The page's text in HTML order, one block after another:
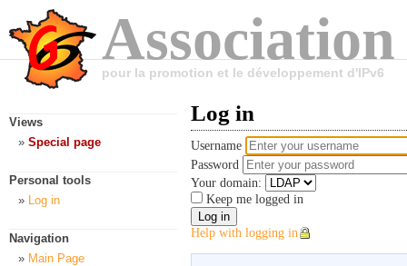
pour la promotion et le développement d'IPv6
Log in
Username
Password
Your domain:
Keep me logged in
Help with logging in
Views
Special page
Personal tools
Log in
Navigation
Main Page